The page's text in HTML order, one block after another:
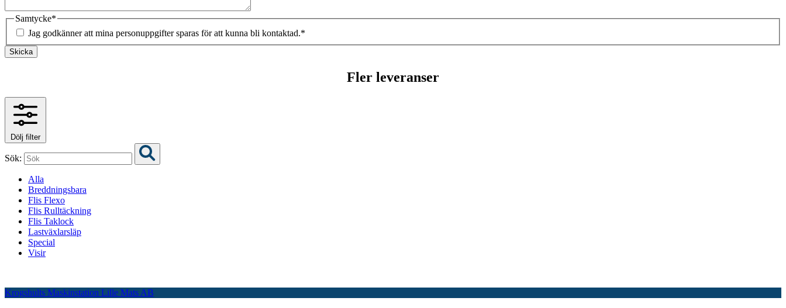
Samtycke*
Jag godkänner att mina personuppgifter sparas för att kunna bli kontaktad.*
Skicka
Fler leveranser
Dölj filter
Sök:
Alla
Breddningsbara
Flis Flexo
Flis Rulltäckning
Flis Taklock
Lastväxlarsläp
Special
Visir
Krogshults Maskinstation Lille Mats AB